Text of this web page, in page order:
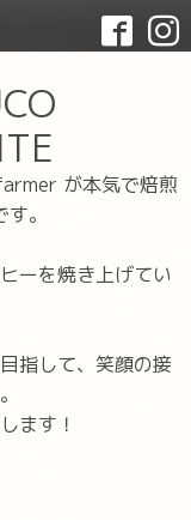
が本気で焙煎
。
ーを焼き上げてい
指して、笑顔の接
ます！